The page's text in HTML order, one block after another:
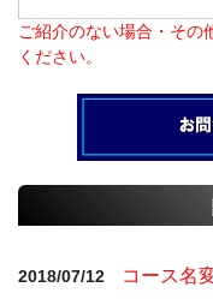
ご紹介のない場合・その
ください。
2018/07/12 コース名